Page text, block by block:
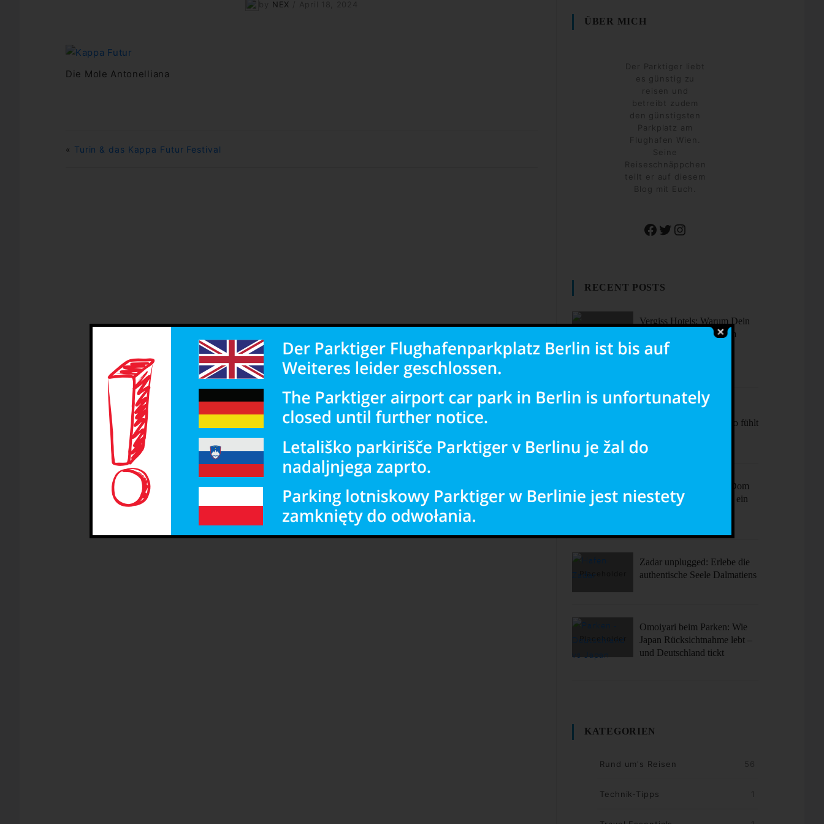
NEX
Die Mole Antonelliana
« Turin & das Kappa Futur Festival
ÜBER MICH
Der Parktiger liebt
es günstig zu
reisen und
betreibt zudem
den günstigsten
Parkplatz am
Flughafen Wien.
Seine
Reiseschnäppchen
teilt er auf diesem
Blog mit Euch.
Facebook
TwitterInstagram
RECENT POSTS
Vergiss Hotels: Warum Dein
nächster Urlaub in einem
dieser coolen Airbnbs
Sehenswürdigkeiten – So fühlt
Ciao Milano! Mehr als Dom
& Mode – Dein Plan für ein
Zadar unplugged: Erlebe die
authentische Seele Dalmatiens
Omoiyari beim Parken: Wie
Japan Rücksichtnahme lebt –
und Deutschland tickt
KATEGORIEN
Rund um's Reisen 56
Technik-Tipps 1